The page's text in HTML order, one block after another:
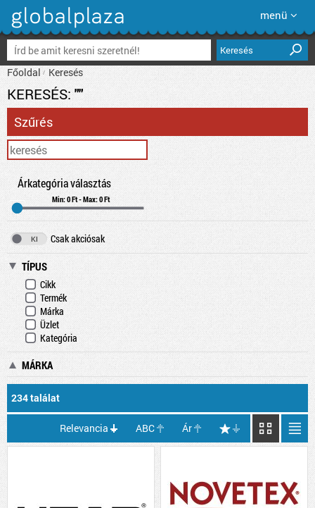
menü
Keresés
Főoldal Keresés
KERESÉS: ""
Szűrés
Árkategória választás
Min: 0 Ft - Max: 0 Ft
Csak akciósak
TÍPUS
Cikk
Termék
Márka
Üzlet
Kategória
MÁRKA
234 találat
Relevancia ABC Ár